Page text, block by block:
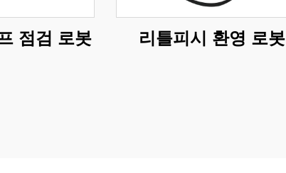
점검 로봇 리틀피시 환영 로봇